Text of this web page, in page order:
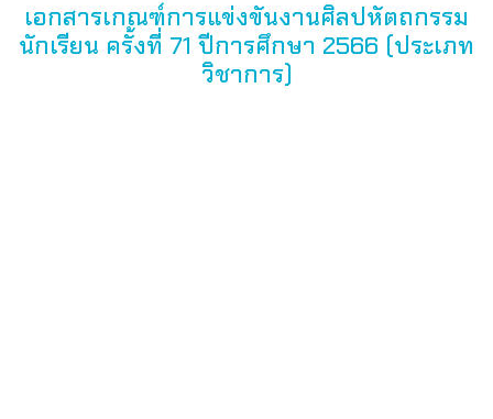
เอกสารเกณฑ์การแข่งขันงานศิลปหัตถกรรม
นักเรียน ครั้งที่ 71 ปีการศึกษา 2566 (ประเภท
วิชาการ)